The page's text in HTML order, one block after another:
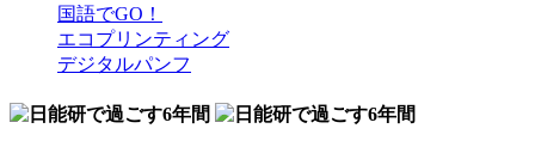
国語でGO！
エコプリンティング
デジタルパンフ